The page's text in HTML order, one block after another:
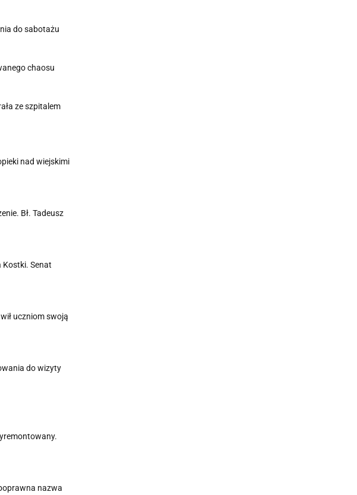
do sabotażu
chaosu
ze szpitalem
nad wiejskimi
Bł. Tadeusz
Kostki. Senat
uczniom swoją
do wizyty
nazwa